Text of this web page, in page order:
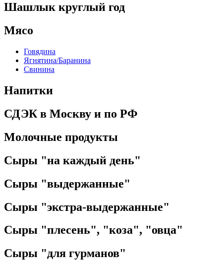
Шашлык круглый год
Мясо
Говядина
Ягнятина/Баранина
Свинина
Напитки
СДЭК в Москву и по РФ
Молочные продукты
Сыры "на каждый день"
Сыры "выдержанные"
Сыры "экстра-выдержанные"
Сыры "плесень", "коза", "овца"
Сыры "для гурманов"